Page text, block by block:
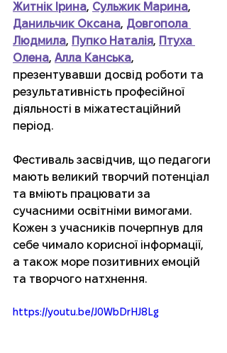
Житнік Ірина, Сульжик Марина,
Данильчик Оксана, Довгопола
Людмила, Пупко Наталія, Птуха
Олена, Алла Канська,
презентувавши досвід роботи та
результативність професійної
діяльності в міжатестаційний
період.
Фестиваль засвідчив, що педагоги
мають великий творчий потенціал
та вміють працювати за
сучасними освітніми вимогами.
Кожен з учасників почерпнув для
себе чимало корисної інформації,
а також море позитивних емоцій
та творчого натхнення.
https://youtu.be/J0WbDrHJ8Lg